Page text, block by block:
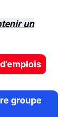
un
groupe